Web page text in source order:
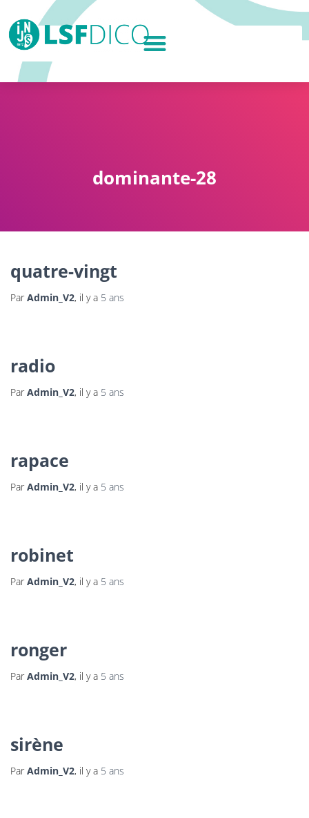
dominante-28
quatre-vingt
ParAdmin_V2, il y a 5 ans
radio
ParAdmin_V2, il y a 5 ans
rapace
ParAdmin_V2, il y a 5 ans
robinet
ParAdmin_V2, il y a 5 ans
ronger
ParAdmin_V2, il y a 5 ans
sirène
ParAdmin_V2, il y a 5 ans